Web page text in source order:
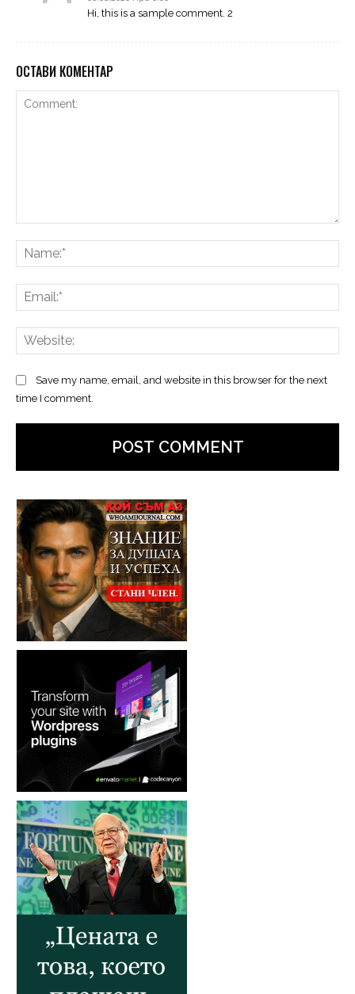
Hi, this is a sample comment. 2
ОСТАВИ КОМЕНТАР
Save my name, email, and website in this browser for the next
time I comment.